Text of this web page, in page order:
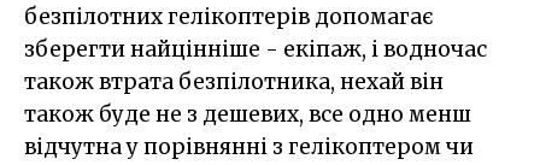
безпілотних гелікоптерів допомагає
зберегти найцінніше - екіпаж, і водночас
також втрата безпілотника, нехай він
також буде не з дешевих, все одно менш
відчутна у порівнянні з гелікоптером чи